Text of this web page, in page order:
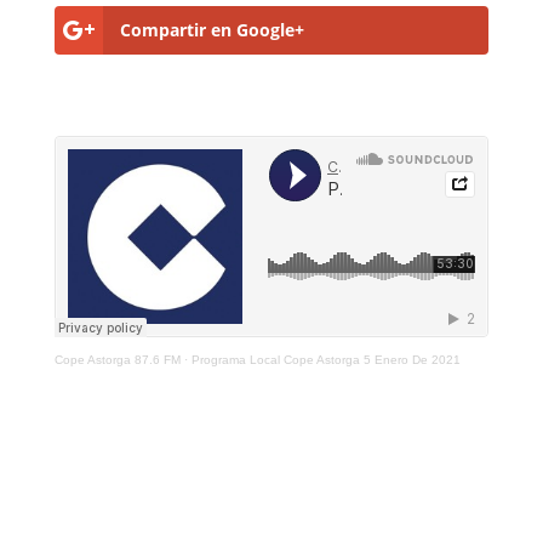
Compartir en Google+
Cope Astorga 87.6 FM· Programa Local Cope Astorga 5 Enero De 2021